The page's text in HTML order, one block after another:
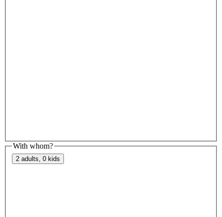
With whom?
2 adults, 0 kids